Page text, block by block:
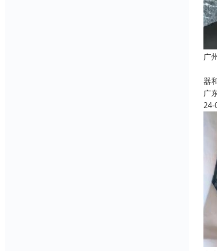
广
器
广
24-